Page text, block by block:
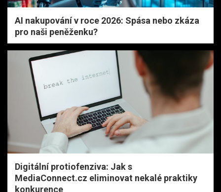
AI nakupování v roce 2026: Spása nebo zkáza
pro naši peněženku?
Digitální protiofenziva: Jak s
MediaConnect.cz eliminovat nekalé praktiky
konkurence